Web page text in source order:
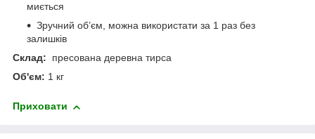
миється
Зручний об’єм, можна використати за 1 раз без
залишків
Склад:
пресована деревна тирса
Об'єм: 1 кг
Приховати